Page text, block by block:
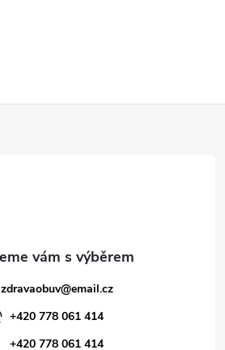
zdravaobuv@email.cz
+420 778 061 414
+420 778 061 414